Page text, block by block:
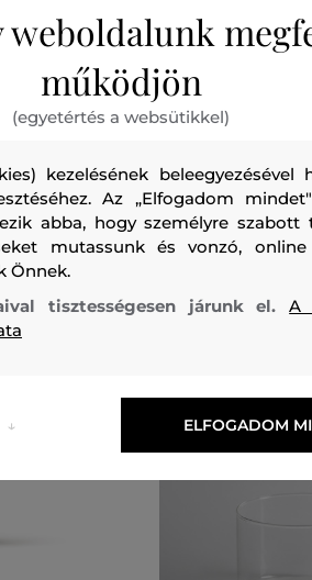
YPSILON
65 990 Ft
ÜVEGEDÉNY KÉSZLET
ALÁTÉTTEL
Elérhető méretek:
Egy méret
weboldalunk
működjön
(egyetértés a websütikkel)
kezelésének beleegyezésével
Az „Elfogadom
abba, hogy személyre szabott
mutassunk és vonzó, online
Önnek.
tisztességesen járunk el.A
ELFOGADOM